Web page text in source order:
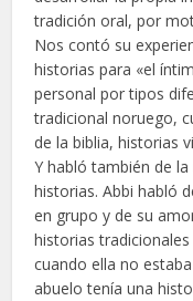
tradición oral, por
Nos contó su
historias para «el
personal por tipos
tradicional noruego,
de la biblia, historias
Y habló también de
historias. Abbi habló
en grupo y de su
historias
cuando ella no
abuelo tenía una